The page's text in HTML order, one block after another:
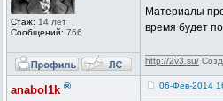
Стаж: 14 лет
Сообщений: 766
Материалы
время будет
http://2v3.su/
anabol1k ® 06-Фев-2014